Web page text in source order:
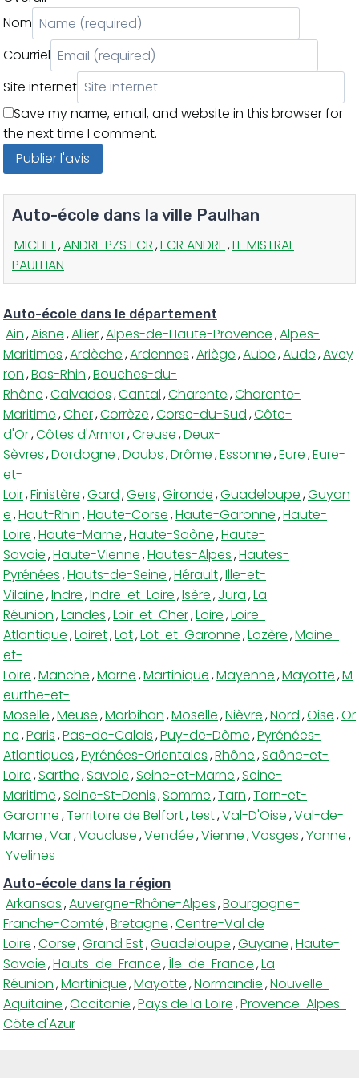
Nom
Courriel
Site internet
Save my name, email, and website in this browser for
the next time I comment.
Auto-école dans la ville Paulhan
MICHEL,ANDRE PZS ECR,ECR ANDRE,LE MISTRAL
PAULHAN
Auto-école dans le département
Ain,Aisne,Allier,Alpes-de-Haute-Provence,Alpes-
Maritimes,Ardèche,Ardennes,Ariège,Aube,Aude,Avey
ron,Bas-Rhin,Bouches-du-
Rhône,Calvados,Cantal,Charente,Charente-
Maritime,Cher,Corrèze,Corse-du-Sud,Côte-
d'Or,Côtes d'Armor,Creuse,Deux-
Sèvres,Dordogne,Doubs,Drôme,Essonne,Eure,Eure-
et-
Loir,Finistère,Gard,Gers,Gironde,Guadeloupe,Guyan
e,Haut-Rhin,Haute-Corse,Haute-Garonne,Haute-
Loire,Haute-Marne,Haute-Saône,Haute-
Savoie,Haute-Vienne,Hautes-Alpes,Hautes-
Pyrénées,Hauts-de-Seine,Hérault,Ille-et-
Vilaine,Indre,Indre-et-Loire,Isère,Jura,La
Réunion,Landes,Loir-et-Cher,Loire,Loire-
Atlantique,Loiret,Lot,Lot-et-Garonne,Lozère,Maine-
et-
Loire,Manche,Marne,Martinique,Mayenne,Mayotte,M
eurthe-et-
Moselle,Meuse,Morbihan,Moselle,Nièvre,Nord,Oise,Or
ne,Paris,Pas-de-Calais,Puy-de-Dôme,Pyrénées-
Atlantiques,Pyrénées-Orientales,Rhône,Saône-et-
Loire,Sarthe,Savoie,Seine-et-Marne,Seine-
Maritime,Seine-St-Denis,Somme,Tarn,Tarn-et-
Garonne,Territoire de Belfort,test,Val-D'Oise,Val-de-
Marne,Var,Vaucluse,Vendée,Vienne,Vosges,Yonne,
Yvelines
Auto-école dans la région
Arkansas,Auvergne-Rhône-Alpes,Bourgogne-
Franche-Comté,Bretagne,Centre-Val de
Loire,Corse,Grand Est,Guadeloupe,Guyane,Haute-
Savoie,Hauts-de-France,Île-de-France,La
Réunion,Martinique,Mayotte,Normandie,Nouvelle-
Aquitaine,Occitanie,Pays de la Loire,Provence-Alpes-
Côte d'Azur